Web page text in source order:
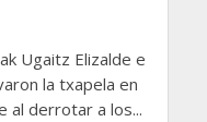
Ugaitz Elizalde e
la txapela en
al derrotar a los...